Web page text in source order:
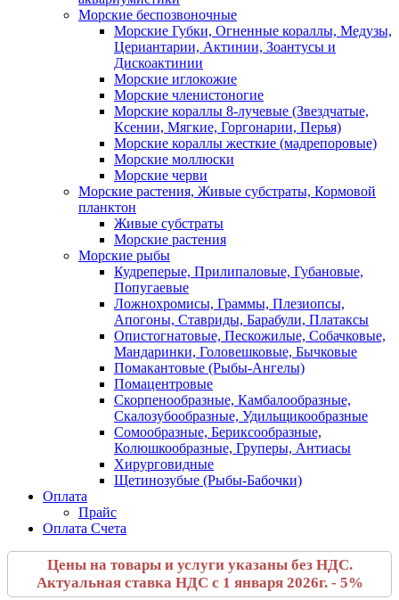
Морские беспозвоночные
Морские Губки, Огненные кораллы, Медузы,
Цериантарии, Актинии, Зоантусы и
Дискоактинии
Морские иглокожие
Морские членистоногие
Морские кораллы 8-лучевые (Звездчатые,
Ксении, Мягкие, Горгонарии, Перья)
Морские кораллы жесткие (мадрепоровые)
Морские моллюски
Морские черви
Морские растения, Живые субстраты, Кормовой
планктон
Живые субстраты
Морские растения
Морские рыбы
Кудреперые, Прилипаловые, Губановые,
Попугаевые
Ложнохромисы, Граммы, Плезиопсы,
Апогоны, Ставриды, Барабули, Платаксы
Опистогнатовые, Пескожилые, Собачковые,
Мандаринки, Головешковые, Бычковые
Помакантовые (Рыбы-Ангелы)
Помацентровые
Скорпенообразные, Камбалообразные,
Скалозубообразные, Удильщикообразные
Сомообразные, Бериксообразные,
Колюшкообразные, Груперы, Антиасы
Хирурговидные
Щетинозубые (Рыбы-Бабочки)
Оплата
Прайс
Оплата Счета
Цены на товары и услуги указаны без НДС.
Актуальная ставка НДС с 1 января 2026г. - 5%